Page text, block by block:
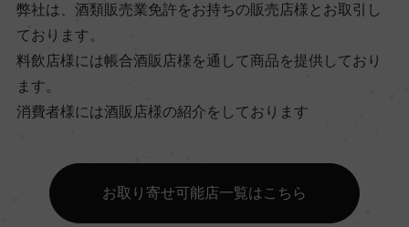
ビオ情報・認証機関
ビオディナミ / ビオロジック, (ビオディナミ)Deme
ter (ビオロジック)Bio-Gro
弊社は、酒類販売業免許をお持ちの販売店様とお取引し
ております。
料飲店様には帳合酒販店様を通して商品を提供しており
ます。
消費者様には酒販店様の紹介をしております
お取り寄せ可能店一覧はこちら